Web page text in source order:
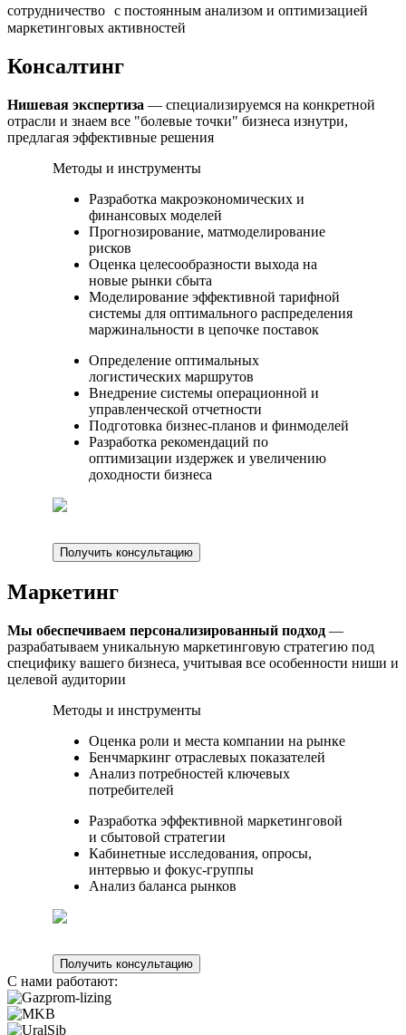
сотрудничество с постоянным анализом и оптимизацией
маркетинговых активностей
Консалтинг
Нишевая экспертиза — специализируемся на конкретной
отрасли и знаем все "болевые точки" бизнеса изнутри,
предлагая эффективные решения
Методы и инструменты
Разработка макроэкономических и
финансовых моделей
Прогнозирование, матмоделирование
рисков
Оценка целесообразности выхода на
новые рынки сбыта
Моделирование эффективной тарифной
системы для оптимального распределения
маржинальности в цепочке поставок
Определение оптимальных
логистических маршрутов
Внедрение системы операционной и
управленческой отчетности
Подготовка бизнес-планов и финмоделей
Разработка рекомендаций по
оптимизации издержек и увеличению
доходности бизнеса
Получить консультацию
Маркетинг
Мы обеспечиваем персонализированный подход —
разрабатываем уникальную маркетинговую стратегию под
специфику вашего бизнеса, учитывая все особенности ниши и
целевой аудитории
Методы и инструменты
Оценка роли и места компании на рынке
Бенчмаркинг отраслевых показателей
Анализ потребностей ключевых
потребителей
Разработка эффективной маркетинговой
и сбытовой стратегии
Кабинетные исследования, опросы,
интервью и фокус-группы
Анализ баланса рынков
Получить консультацию
С нами работают: